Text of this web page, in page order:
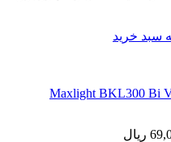
سبد خرید
ریال